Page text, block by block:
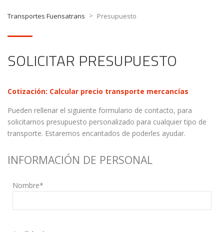
Transportes Fuensatrans > Presupuesto
SOLICITAR PRESUPUESTO
Cotización: Calcular precio transporte mercancías
Pueden rellenar el siguiente formulario de contacto, para
solicitarnos presupuesto personalizado para cualquier tipo de
transporte. Estaremos encantados de poderles ayudar.
INFORMACIÓN DE PERSONAL
Nombre*